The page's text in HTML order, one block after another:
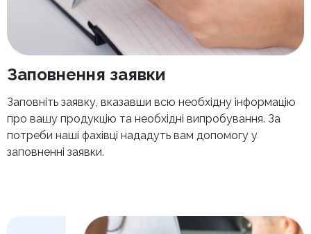
Заповнення заявки
Заповніть заявку, вказавши всю необхідну інформацію
про вашу продукцію та необхідні випробування. За
потреби наші фахівці нададуть вам допомогу у
заповненні заявки.